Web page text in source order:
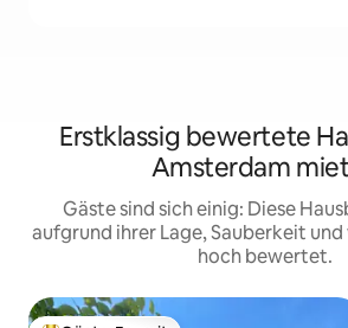
Erstklassig bewertete
Amsterdam
Gäste sind sich einig: Diese
aufgrund ihrer Lage, Sauberkeit
hoch bewertet.